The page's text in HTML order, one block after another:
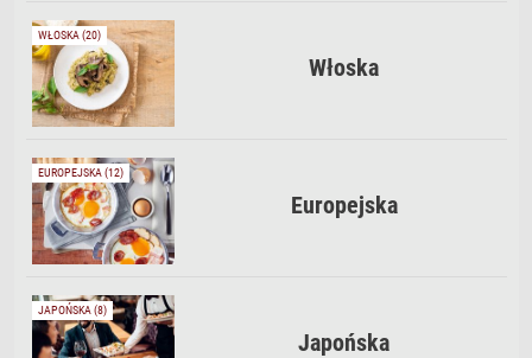
WŁOSKA (20)
Włoska
EUROPEJSKA (12)
Europejska
JAPOŃSKA (8)
Japońska